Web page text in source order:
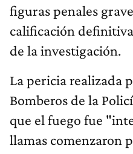
figuras penales
calificación
de la investigación.
La pericia realizada
Bomberos de la
que el fuego fue
llamas comenzaron